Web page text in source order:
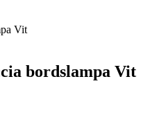
Vit
bordslampa Vit